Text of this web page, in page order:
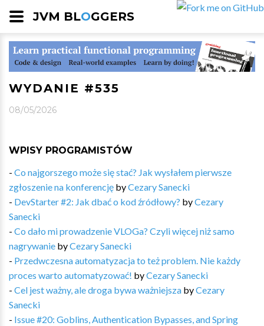
JVM BLOGGERS
WYDANIE #535
08/05/2026
WPISY PROGRAMISTÓW
- Co najgorszego może się stać? Jak wysłałem pierwsze
zgłoszenie na konferencję byCezary Sanecki
- DevStarter #2: Jak dbać o kod źródłowy? byCezary
Sanecki
- Co dało mi prowadzenie VLOGa? Czyli więcej niż samo
nagrywanie byCezary Sanecki
- Przedwczesna automatyzacja to też problem. Nie każdy
proces warto automatyzować! byCezary Sanecki
- Cel jest ważny, ale droga bywa ważniejsza byCezary
Sanecki
- Issue #20: Goblins, Authentication Bypasses, and Spring